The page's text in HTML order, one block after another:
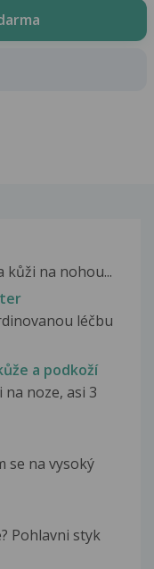
kůži na nohou...
léčbu
a podkoží
noze, asi 3
se na vysoký
Pohlavni styk